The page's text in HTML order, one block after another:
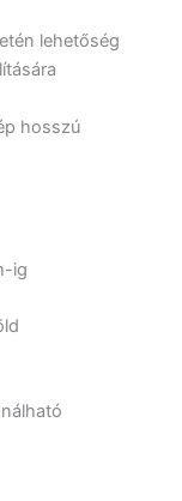
lehetőség
hosszú
ig